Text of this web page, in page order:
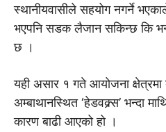
स्थानीयवासीले सहयोग नगर्ने
भएपनि सडक लैजान सकिन्छ कि
छ ।
यही असार १ गते आयोजना क्षेत्रमा
अम्बाथानस्थित ‘हेडवक्र्स’ भन्दा
कारण बाढी आएको हो ।